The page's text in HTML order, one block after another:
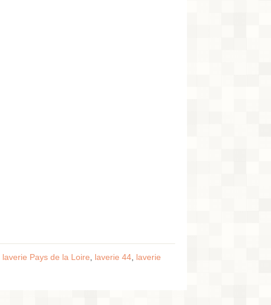
laverie Pays de la Loire laverie 44 laverie